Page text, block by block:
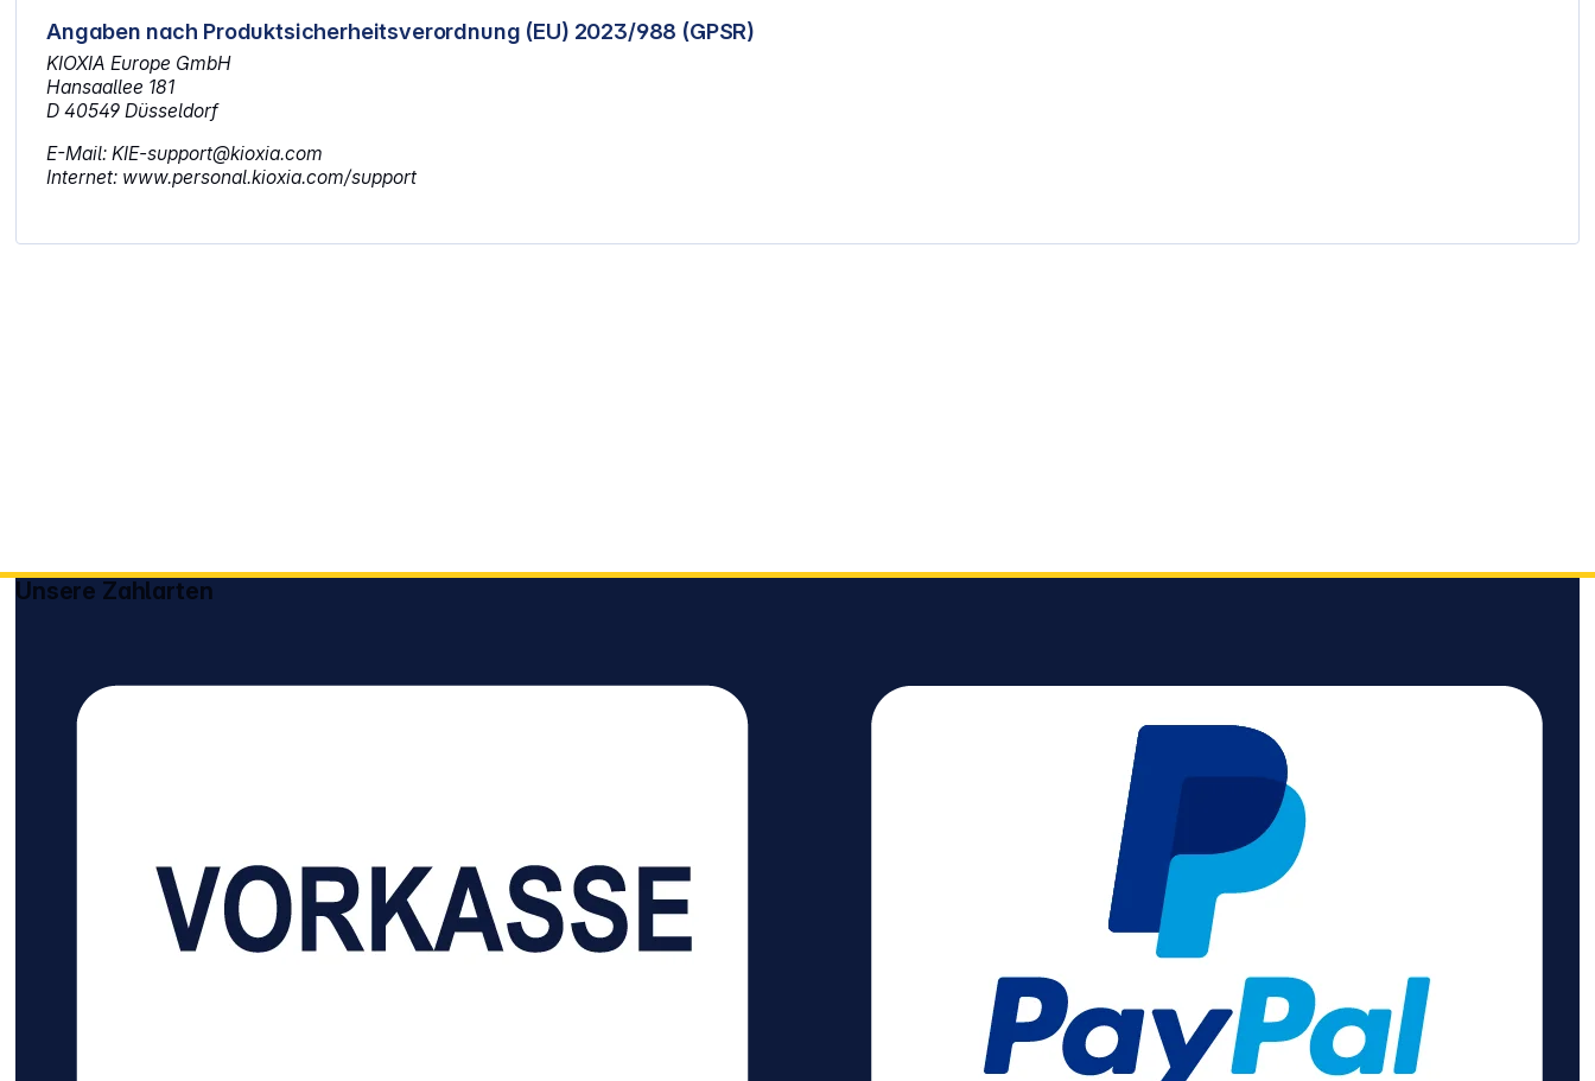
Angaben nach Produktsicherheitsverordnung (EU) 2023/988 (GPSR)
KIOXIA Europe GmbH
Hansaallee 181
D 40549 Düsseldorf
E-Mail: KIE-support@kioxia.com
Internet: www.personal.kioxia.com/support
Unsere Zahlarten